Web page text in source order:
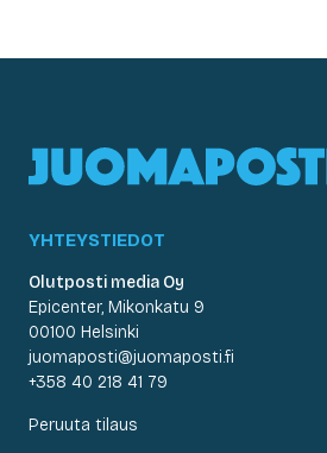
YHTEYSTIEDOT
Olutposti media Oy
Epicenter, Mikonkatu 9
00100 Helsinki
juomaposti@juomaposti.fi
+358 40 218 41 79
Peruuta tilaus